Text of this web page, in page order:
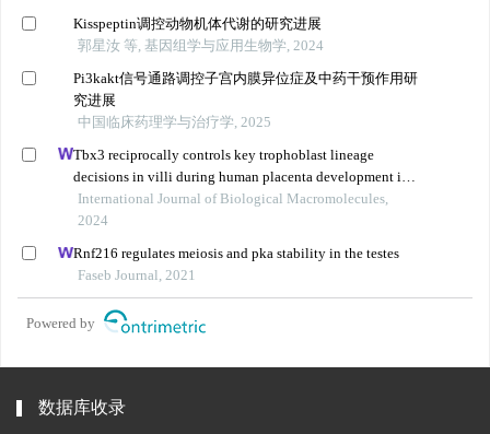
Kisspeptin调控动物机体代谢的研究进展
郭星汝 等, 基因组学与应用生物学, 2024
Pi3kakt信号通路调控子宫内膜异位症及中药干预作用研
究进展
中国临床药理学与治疗学, 2025
Tbx3 reciprocally controls key trophoblast lineage
decisions in villi during human placenta development in
the first trimester
International Journal of Biological Macromolecules,
2024
Rnf216 regulates meiosis and pka stability in the testes
Faseb Journal, 2021
Powered by
数据库收录